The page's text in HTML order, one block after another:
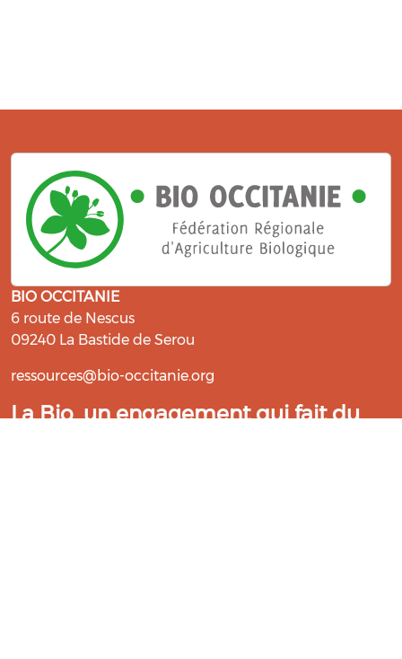
BIO OCCITANIE
6 route de Nescus
09240 La Bastide de Serou
ressources@bio-occitanie.org
La Bio, un engagement qui fait du